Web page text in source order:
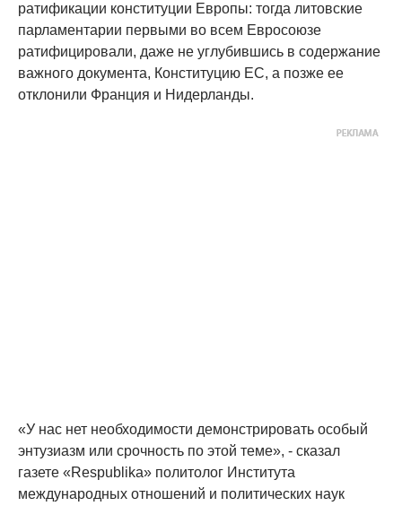
ратификации конституции Европы: тогда литовские
парламентарии первыми во всем Евросоюзе
ратифицировали, даже не углубившись в содержание
важного документа, Конституцию ЕС, а позже ее
отклонили Франция и Нидерланды.
«У нас нет необходимости демонстрировать особый
энтузиазм или срочность по этой теме», - сказал
газете «Respublika» политолог Института
международных отношений и политических наук